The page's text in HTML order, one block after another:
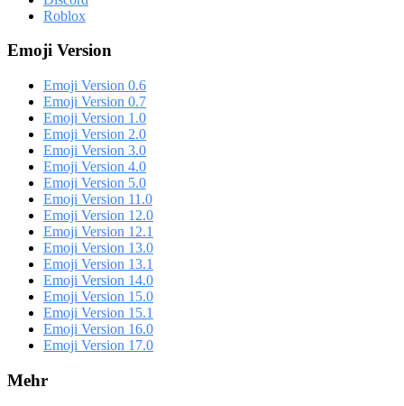
Roblox
Emoji Version
Emoji Version 0.6
Emoji Version 0.7
Emoji Version 1.0
Emoji Version 2.0
Emoji Version 3.0
Emoji Version 4.0
Emoji Version 5.0
Emoji Version 11.0
Emoji Version 12.0
Emoji Version 12.1
Emoji Version 13.0
Emoji Version 13.1
Emoji Version 14.0
Emoji Version 15.0
Emoji Version 15.1
Emoji Version 16.0
Emoji Version 17.0
Mehr